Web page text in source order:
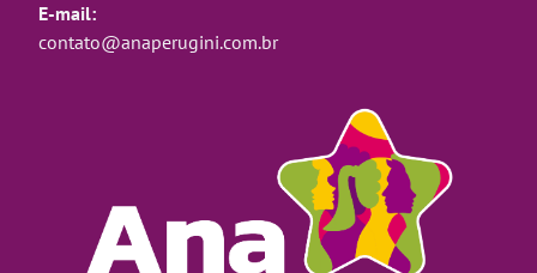
E-mail:
contato@anaperugini.com.br